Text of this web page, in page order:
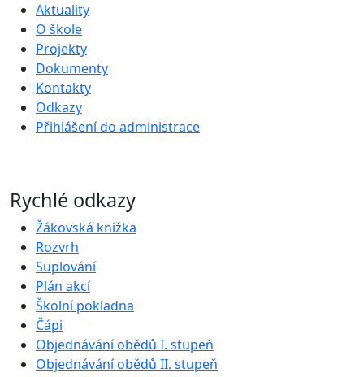
Aktuality
O škole
Projekty
Dokumenty
Kontakty
Odkazy
Přihlášení do administrace
Rychlé odkazy
Žákovská knížka
Rozvrh
Suplování
Plán akcí
Školní pokladna
Čápi
Objednávání obědů I. stupeň
Objednávání obědů II. stupeň